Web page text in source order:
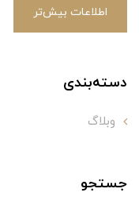
اطلاعات بیش‌تر
دسته‌بندی
وبلاگ
جستجو